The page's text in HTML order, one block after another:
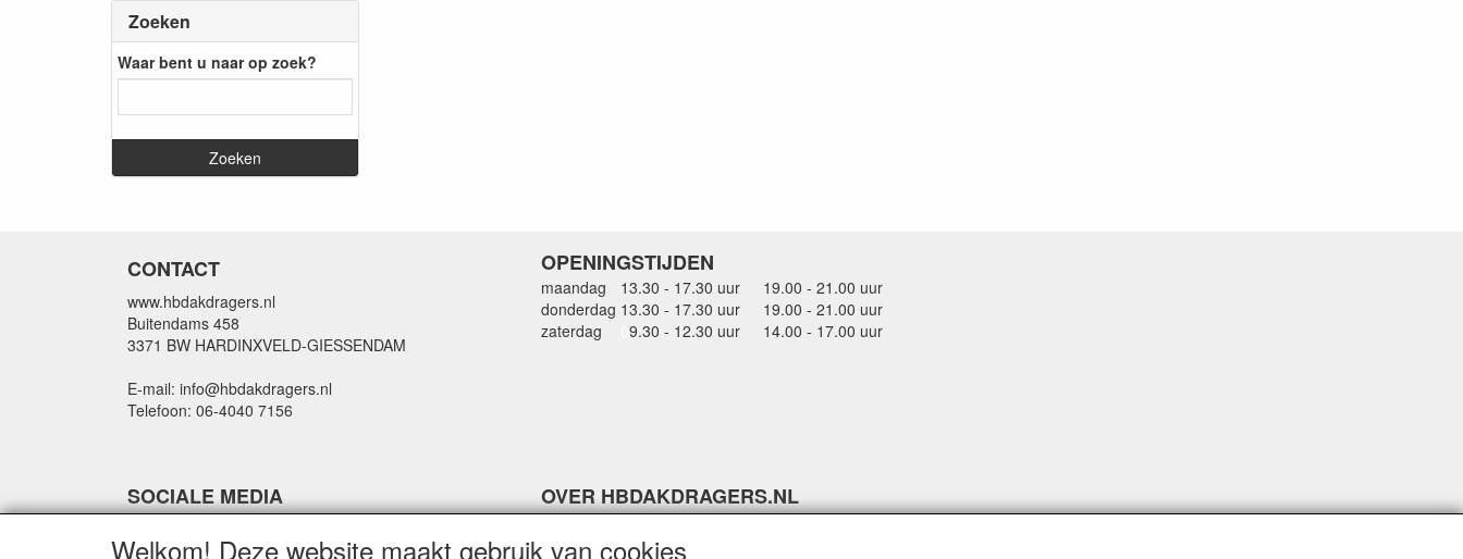
Zoeken
Waar bent u naar op zoek?
CONTACT
www.hbdakdragers.nl
Buitendams 458
3371 BW HARDINXVELD-GIESSENDAM
E-mail: info@hbdakdragers.nl
Telefoon: 06-4040 7156
OPENINGSTIJDEN
maandag 13.30 - 17.30 uur
19.00 - 21.00 uur
donderdag 13.30 - 17.30 uur
19.00 - 21.00 uur
zaterdag
9.30 - 12.30 uur 14.00 - 17.00 uur
SOCIALE MEDIA OVER HBDAKDRAGERS.NL
Thule dakkoffer specialist in Hardinxveld-Giessendam
Welkom! Deze website maakt gebruik van cookies